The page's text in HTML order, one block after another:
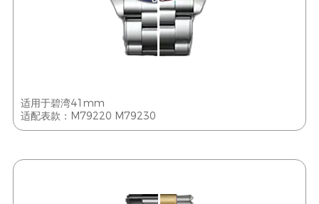
适用于碧湾41mm
适配表款：M79220 M79230